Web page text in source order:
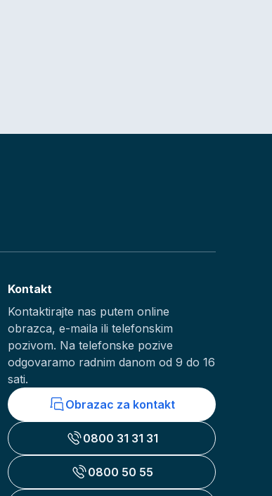
Kontakt
Kontaktirajte nas putem online
obrazca, e-maila ili telefonskim
pozivom. Na telefonske pozive
odgovaramo radnim danom od 9 do 16
sati.
Obrazac za kontakt
0800 31 31 31
0800 50 55